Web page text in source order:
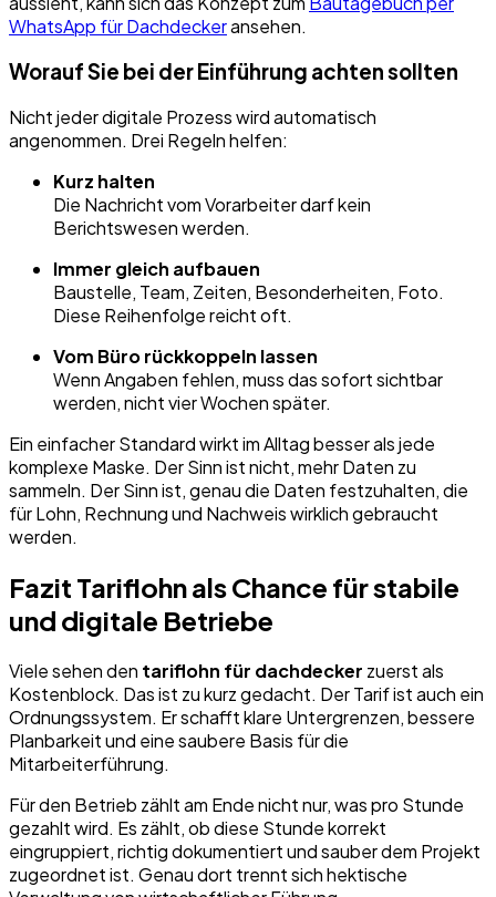
WhatsApp für Dachdeckeransehen.
Worauf Sie bei der Einführung achten sollten
Nicht jeder digitale Prozess wird automatisch
angenommen. Drei Regeln helfen:
Kurz halten
Die Nachricht vom Vorarbeiter darf kein
Berichtswesen werden.
Immer gleich aufbauen
Baustelle, Team, Zeiten, Besonderheiten, Foto.
Diese Reihenfolge reicht oft.
Vom Büro rückkoppeln lassen
Wenn Angaben fehlen, muss das sofort sichtbar
werden, nicht vier Wochen später.
Ein einfacher Standard wirkt im Alltag besser als jede
komplexe Maske. Der Sinn ist nicht, mehr Daten zu
sammeln. Der Sinn ist, genau die Daten festzuhalten, die
für Lohn, Rechnung und Nachweis wirklich gebraucht
werden.
Fazit Tariflohn als Chance für stabile
und digitale Betriebe
Viele sehen den tariflohn für dachdecker zuerst als
Kostenblock. Das ist zu kurz gedacht. Der Tarif ist auch ein
Ordnungssystem. Er schafft klare Untergrenzen, bessere
Planbarkeit und eine saubere Basis für die
Mitarbeiterführung.
Für den Betrieb zählt am Ende nicht nur, was pro Stunde
gezahlt wird. Es zählt, ob diese Stunde korrekt
eingruppiert, richtig dokumentiert und sauber dem Projekt
zugeordnet ist. Genau dort trennt sich hektische